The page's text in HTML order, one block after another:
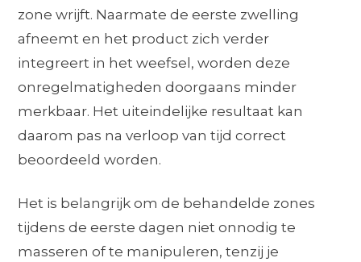
zone wrijft. Naarmate de eerste zwelling
afneemt en het product zich verder
integreert in het weefsel, worden deze
onregelmatigheden doorgaans minder
merkbaar. Het uiteindelijke resultaat kan
daarom pas na verloop van tijd correct
beoordeeld worden.
Het is belangrijk om de behandelde zones
tijdens de eerste dagen niet onnodig te
masseren of te manipuleren, tenzij je